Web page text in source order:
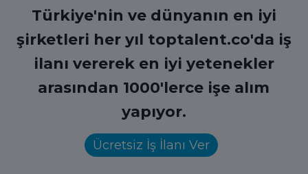
Türkiye'nin ve dünyanın en iyi
şirketleri her yıl toptalent.co'da iş
ilanı vererek en iyi yetenekler
arasından 1000'lerce işe alım
yapıyor.
Ücretsiz İş İlanı Ver